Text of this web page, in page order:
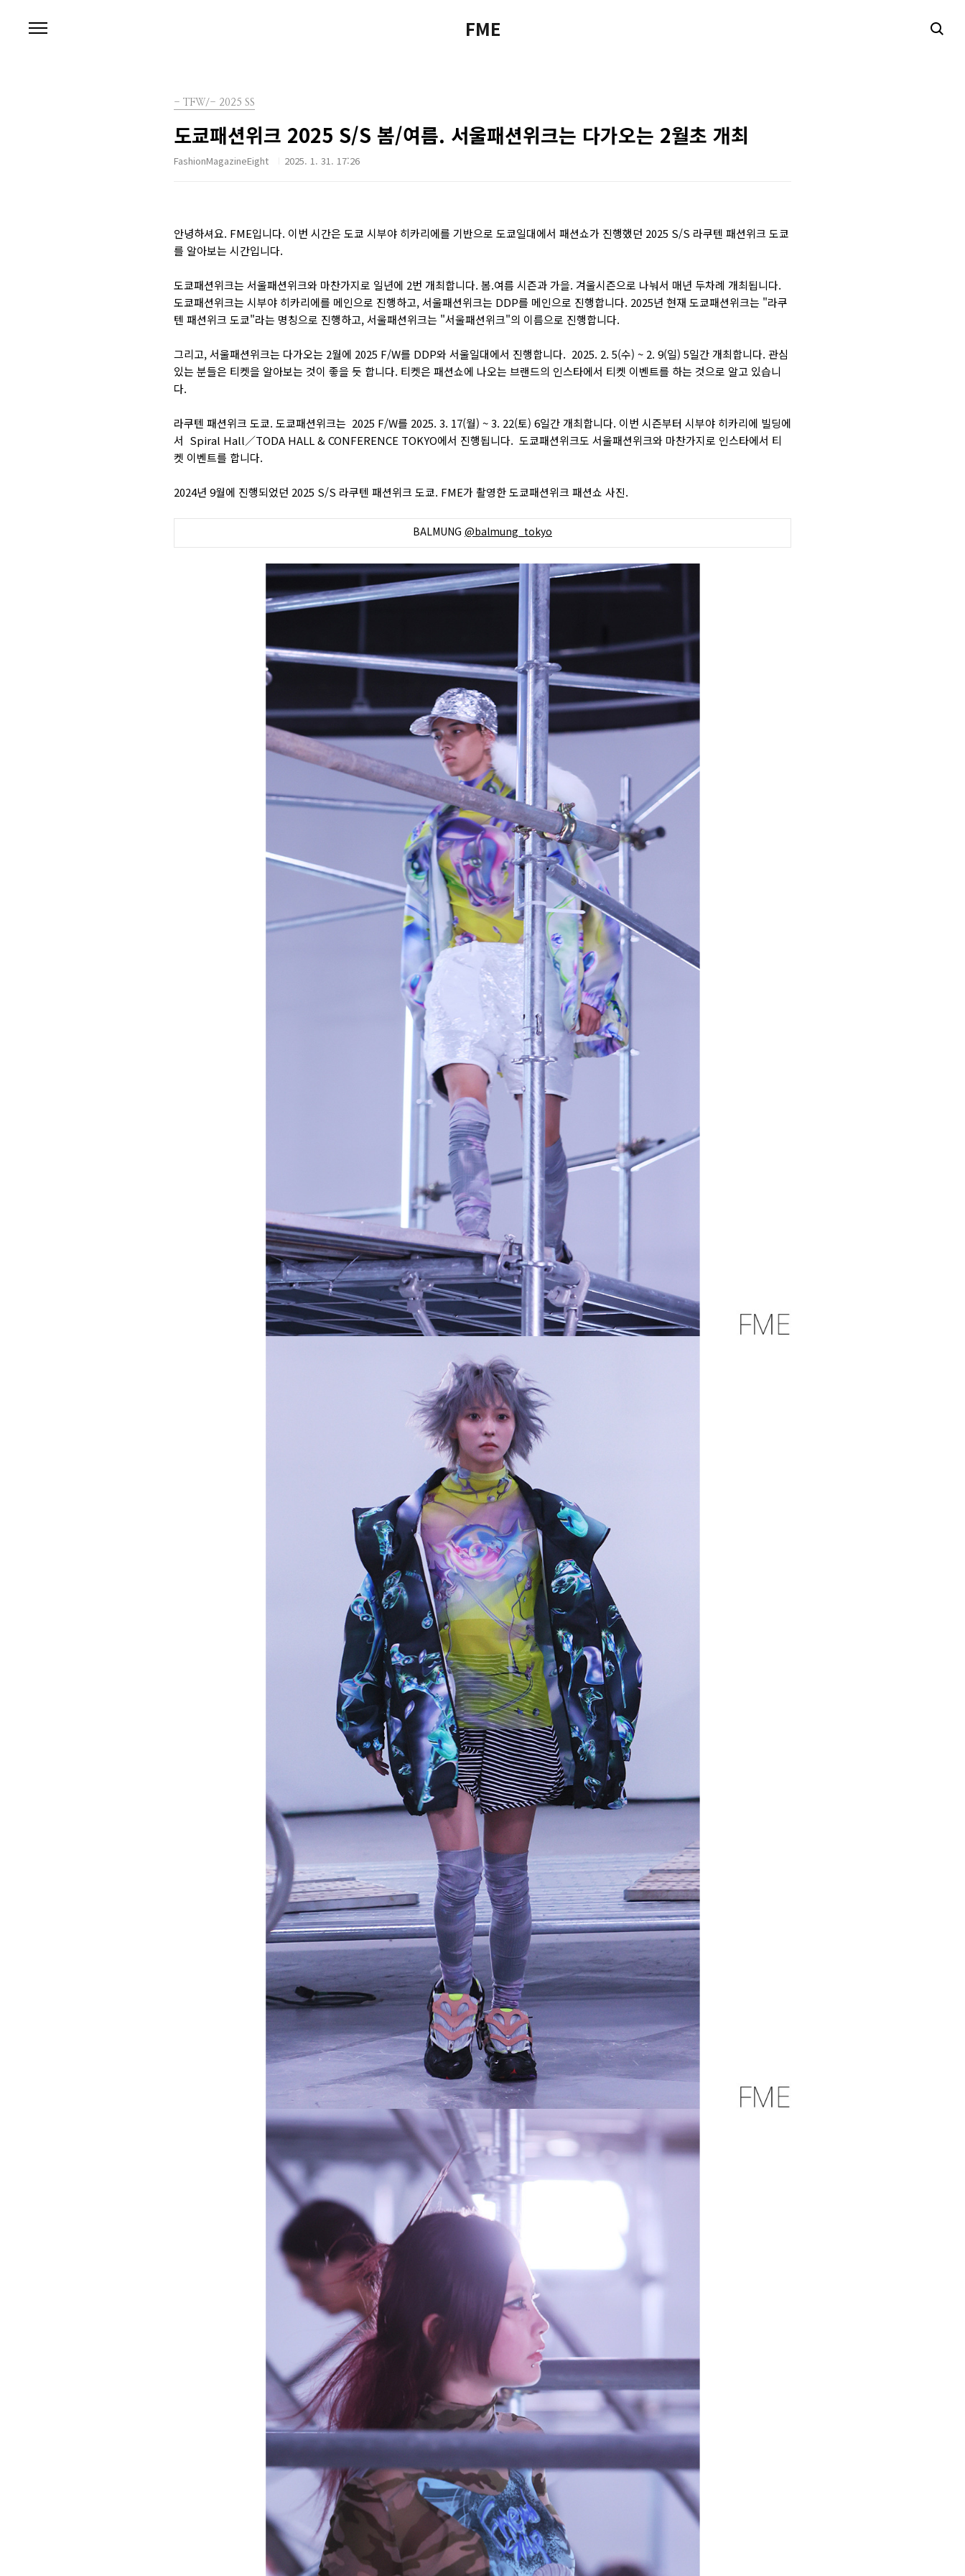
FME
- TFW/- 2025 SS
도쿄패션위크 2025 S/S 봄/여름. 서울패션위크는 다가오는 2월초 개최
FashionMagazineEight 2025. 1. 31. 17:26
안녕하셔요. FME입니다. 이번 시간은 도쿄 시부야 히카리에를 기반으로 도쿄일대에서 패션쇼가 진행했던 2025 S/S 라쿠텐 패션위크 도쿄
를 알아보는 시간입니다.
도쿄패션위크는 서울패션위크와 마찬가지로 일년에 2번 개최합니다. 봄.여름 시즌과 가을. 겨울시즌으로 나눠서 매년 두차례 개최됩니다.
도쿄패션위크는 시부야 히카리에를 메인으로 진행하고, 서울패션위크는 DDP를 메인으로 진행합니다. 2025년 현재 도쿄패션위크는 "라쿠
텐 패션위크 도쿄"라는 명칭으로 진행하고, 서울패션위크는 "서울패션위크"의 이름으로 진행합니다.
그리고, 서울패션위크는 다가오는 2월에 2025 F/W를 DDP와 서울일대에서 진행합니다. 2025. 2. 5(수) ~ 2. 9(일) 5일간 개최합니다. 관심
있는 분들은 티켓을 알아보는 것이 좋을 듯 합니다. 티켓은 패션쇼에 나오는 브랜드의 인스타에서 티켓 이벤트를 하는 것으로 알고 있습니
다.
라쿠텐 패션위크 도쿄. 도쿄패션위크는 2025 F/W를 2025. 3. 17(월) ~ 3. 22(토) 6일간 개최합니다. 이번 시즌부터 시부야 히카리에 빌딩에
서 Spiral Hall／TODA HALL & CONFERENCE TOKYO에서 진행됩니다. 도쿄패션위크도 서울패션위크와 마찬가지로 인스타에서 티
켓 이벤트를 합니다.
2024년 9월에 진행되었던 2025 S/S 라쿠텐 패션위크 도쿄. FME가 촬영한 도쿄패션위크 패션쇼 사진.
BALMUNG @balmung_tokyo